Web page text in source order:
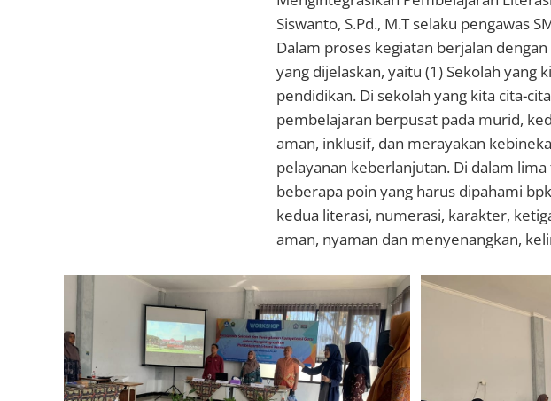
Siswanto, S.Pd., M.T selaku pengawas
Dalam proses kegiatan berjalan
yang dijelaskan, yaitu (1) Sekolah yang
pendidikan. Di sekolah yang kita cita-
pembelajaran berpusat pada murid,
aman, inklusif, dan merayakan
pelayanan keberlanjutan. Di dalam
beberapa poin yang harus dipahami
kedua literasi, numerasi, karakter,
aman, nyaman dan menyenangkan,